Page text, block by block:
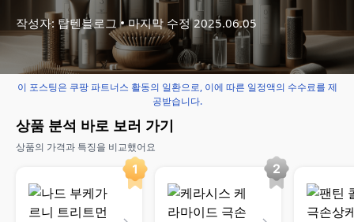
작성자: 탑텐블로그 마지막 수정2025.06.05
이 포스팅은 쿠팡 파트너스 활동의 일환으로, 이에 따른 일정액의 수수료를 제
공받습니다.
상품 분석 바로 보러 가기
상품의 가격과 특징을 비교했어요